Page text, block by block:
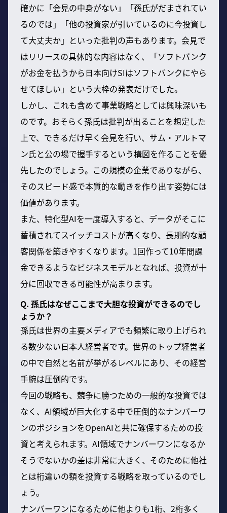
確かに「会見の中身がない」「孫氏がだまされてい
るのでは」「他の投資家が引いているのに今投資し
て大丈夫か」といった批判の声もあります。会見で
はリリースの具体的な内容はなく、「ソフトバンク
がお金を払うから日本向けSIはソフトバンクにやら
せてほしい」という大枠の発表だけでした。
しかし、これも含めて事業戦略としては興味深いも
のです。おそらく孫氏は批判が出ることを想定した
上で、できるだけ早く会見を行い、サム・アルトマ
ン氏と公の場で握手するという構図を作ることを優
先したのでしょう。この規模の企業でありながら、
そのスピード感で本質的な動きを作り出す姿勢には
価値があります。
また、特化型AIを一度導入すると、データがそこに
蓄積されてスイッチコストが高くなり、長期的な顧
客関係を築きやすくなります。1回作って10年間課
金できるようなビジネスモデルとなれば、投資が十
分に回収できる可能性が高まります。
Q. 孫氏はなぜここまで大胆な投資ができるのでし
ょうか？
孫氏は世界の主要メディアでも頻繁に取り上げられ
る数少ない日本人経営者です。世界のトップ経営者
の中で自然と名前が挙がるレベルにあり、その経営
手腕は圧倒的です。
今回の戦略も、競争に勝つための一般的な投資では
なく、AI領域が巨大化する中で圧倒的なナンバーワ
ンのポジションをOpenAIと共に確保するための投
資と考えられます。AI領域でナンバーワンになるか
そうでないかの差は非常に大きく、そのために他社
とは桁違いの額を投資する戦略を取っているのでし
ょう。
ナンバーワンになるために他よりも1桁、2桁多く